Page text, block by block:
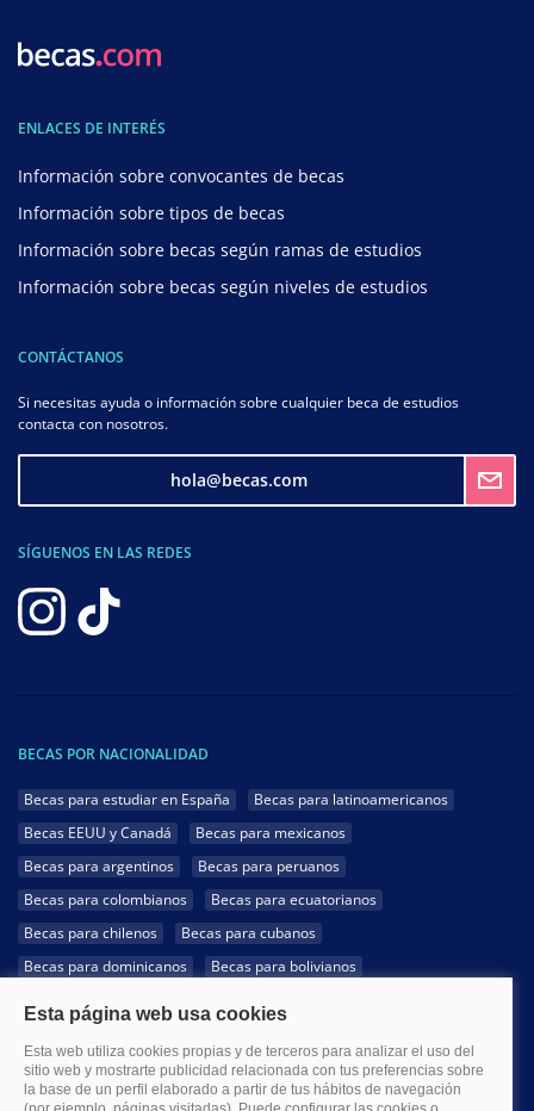
ENLACES DE INTERÉS
Información sobre convocantes de becas
Información sobre tipos de becas
Información sobre becas según ramas de estudios
Información sobre becas según niveles de estudios
CONTÁCTANOS
Si necesitas ayuda o información sobre cualquier beca de estudios
contacta con nosotros.
hola@becas.com
SÍGUENOS EN LAS REDES
BECAS POR NACIONALIDAD
Becas para estudiar en España
Becas para latinoamericanos
Becas EEUU y Canadá
Becas para mexicanos
Becas para argentinos
Becas para peruanos
Becas para colombianos
Becas para ecuatorianos
Becas para chilenos
Becas para cubanos
Becas para dominicanos
Becas para bolivianos
Becas para hondureños
Becas para paraguayos
Becas para uruguayos
Becas para salvadoreños